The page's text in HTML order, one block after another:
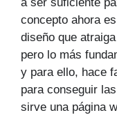
concepto ahora
diseño que
pero lo más
y para ello, hace
para conseguir
sirve una página